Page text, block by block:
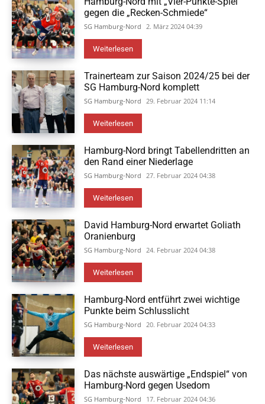
gegen die „Recken-Schmiede“
SG Hamburg-Nord 2. März 2024 04:39
Weiterlesen
Trainerteam zur Saison 2024/25 bei der
SG Hamburg-Nord komplett
SG Hamburg-Nord 29. Februar 2024 11:14
Weiterlesen
Hamburg-Nord bringt Tabellendritten an
den Rand einer Niederlage
SG Hamburg-Nord 27. Februar 2024 04:38
Weiterlesen
David Hamburg-Nord erwartet Goliath
Oranienburg
SG Hamburg-Nord 24. Februar 2024 04:38
Weiterlesen
Hamburg-Nord entführt zwei wichtige
Punkte beim Schlusslicht
SG Hamburg-Nord 20. Februar 2024 04:33
Weiterlesen
Das nächste auswärtige „Endspiel“ von
Hamburg-Nord gegen Usedom
SG Hamburg-Nord 17. Februar 2024 04:36